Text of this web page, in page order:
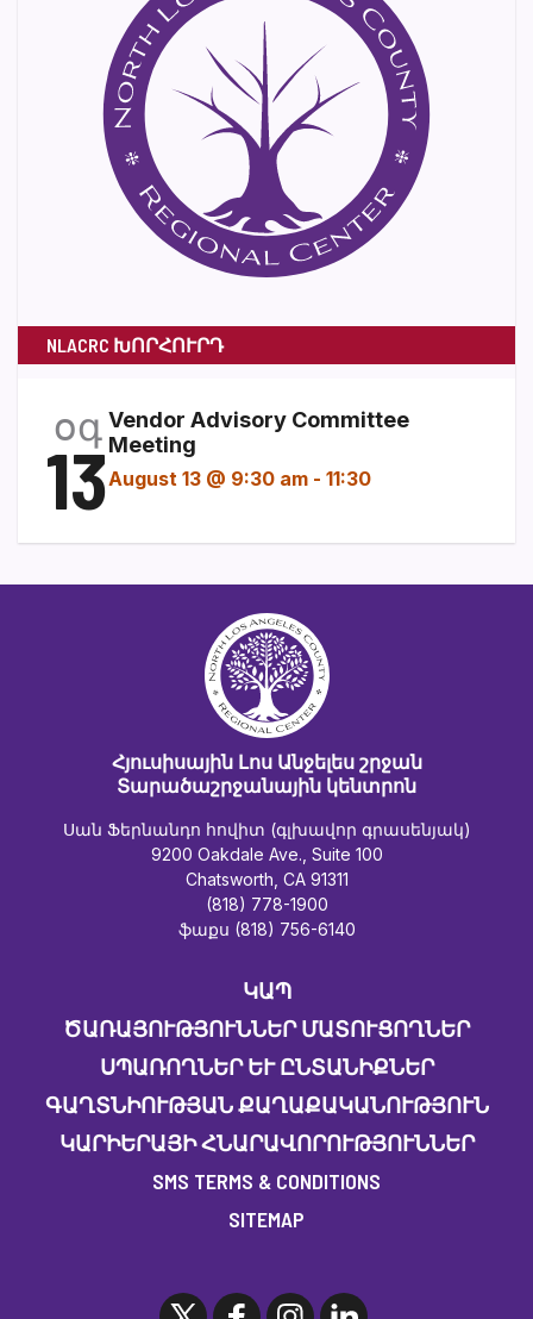
NLACRC ԽՈՐՀՈՒՐԴ
օգ
13
Vendor Advisory Committee
Meeting
August 13 @ 9:30 am - 11:30
Հյուսիսային Լոս Անջելես շրջան
Տարածաշրջանային կենտրոն
Սան Ֆերնանդո հովիտ (գլխավոր գրասենյակ)
9200 Oakdale Ave., Suite 100
Chatsworth, CA 91311
(818) 778-1900
ֆաքս (818) 756-6140
ԿԱՊ
ԾԱՌԱՅՈՒԹՅՈՒՆՆԵՐ ՄԱՏՈՒՑՈՂՆԵՐ
ՍՊԱՌՈՂՆԵՐ ԵՒ ԸՆՏԱՆԻՔՆԵՐ
ԳԱՂՏՆԻՈՒԹՅԱՆ ՔԱՂԱՔԱԿԱՆՈՒԹՅՈՒՆ
ԿԱՐԻԵՐԱՅԻ ՀՆԱՐԱՎՈՐՈՒԹՅՈՒՆՆԵՐ
SMS TERMS & CONDITIONS
SITEMAP